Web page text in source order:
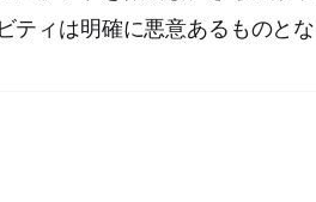
ィは明確に悪意あるものとな